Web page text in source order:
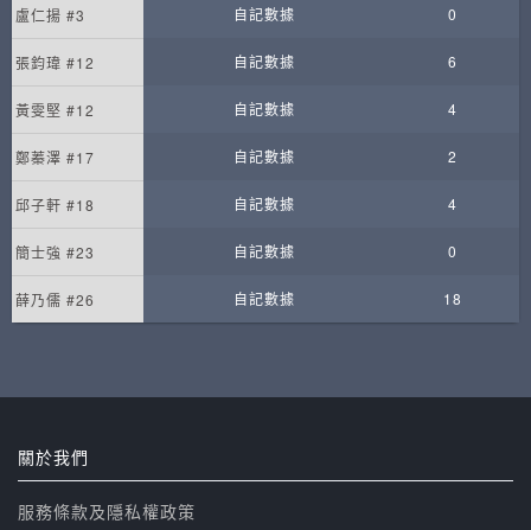
盧仁揚 #3 自記數據 0
張鈞瑋 #12 自記數據 6
黃雯堅 #12 自記數據 4
鄭蓁澤 #17 自記數據 2
邱子軒 #18 自記數據 4
簡士強 #23 自記數據 0
薛乃儒 #26 自記數據 18
關於我們
服務條款及隱私權政策